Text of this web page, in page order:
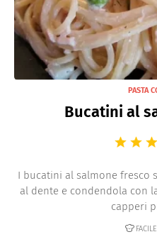
PASTA
Bucatini al
I bucatini al salmone fresco
al dente e condendola con
capperi
FACILE